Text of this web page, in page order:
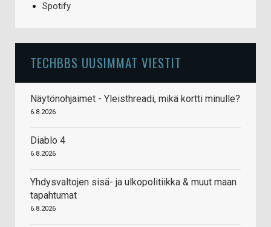
Spotify
TECHBBS UUSIMMAT VIESTIT
Näytönohjaimet - Yleisthreadi, mikä kortti minulle?
6.8.2026
Diablo 4
6.8.2026
Yhdysvaltojen sisä- ja ulkopolitiikka & muut maan
tapahtumat
6.8.2026